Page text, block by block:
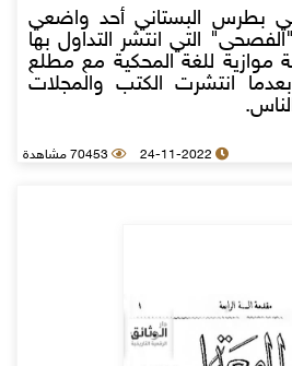
بطرس البستاني أحد واضعي
التي انتشر التداول بها
موازية للغة المحكية مع مطلع
انتشرت الكتب والمجلات
24-11-2022 70453 مشاهدة